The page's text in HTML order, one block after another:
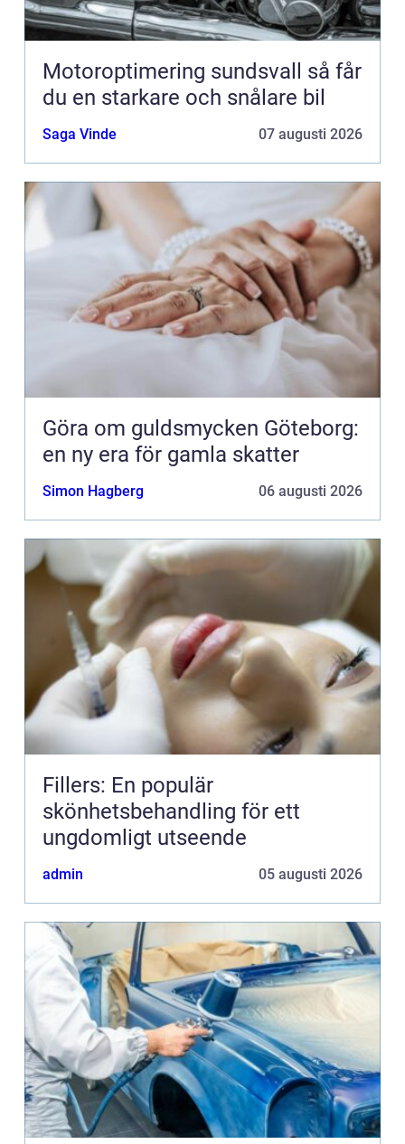
Motoroptimering sundsvall så får
du en starkare och snålare bil
Saga Vinde 07 augusti 2026
Göra om guldsmycken Göteborg:
en ny era för gamla skatter
Simon Hagberg 06 augusti 2026
Fillers: En populär
skönhetsbehandling för ett
ungdomligt utseende
admin 05 augusti 2026